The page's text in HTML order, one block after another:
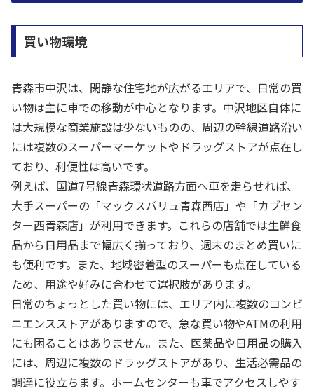
買い物環境
青森市中沢は、閑静な住宅地が広がるエリアで、日常の買
い物は主に車での移動が中心となります。中沢地区自体に
は大規模な商業施設は少ないものの、周辺の幹線道路沿い
には複数のスーパーマーケットやドラッグストアが点在し
ており、利便性は高いです。
例えば、国道7号線青森環状道路方面へ車を走らせれば、
大手スーパーの「マックスバリュ青森西店」や「カブセン
ター西青森店」が利用できます。これらの店舗では生鮮食
品から日用品まで幅広く揃っており、週末のまとめ買いに
も便利です。また、地域密着型のスーパーも点在している
ため、用途や好みに合わせて選択肢があります。
日常のちょっとした買い物には、エリア内に複数のコンビ
ニエンスストアがありますので、急な買い物やATMの利用
にも困ることはありません。また、医薬品や日用品の購入
には、周辺に複数のドラッグストアがあり、生活必需品の
調達に役立ちます。ホームセンターも車でアクセスしやす